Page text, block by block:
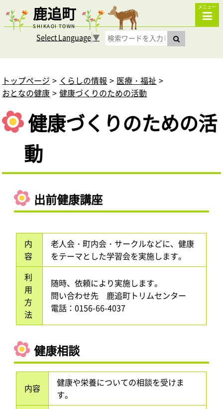
鹿追町
SHIKAOI TOWN
メニュー
Select Language▼
トップページ くらしの情報
医療・福祉
おとなの健康
健康づくりのための活動
健康づくりのための活
動
出前健康講座
内
容
老人会・町内会・サークルなどに、健康
をテーマとした学習会を実施します。
利
用
方
法
随時、依頼により実施します。
問い合わせ先 鹿追町トリムセンター
電話：0156-66-4037
健康相談
内容
健康や栄養についての相談を受けま
す。